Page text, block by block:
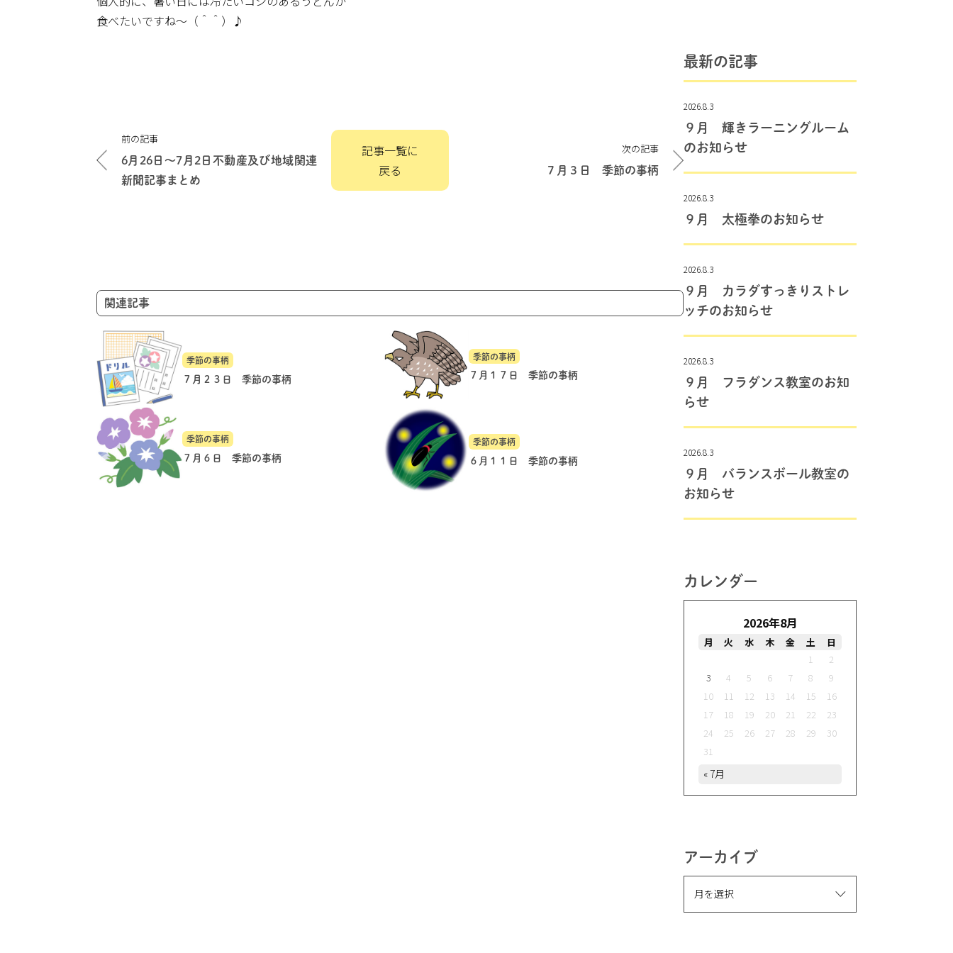
食べたいですね～（＾＾）♪
稿
ナ
前の記事
6月26日～7月2日不動産及び地域関連
新聞記事まとめ
記事一覧に
戻る
次の記事
７月３日 季節の事柄
関連記事
季節の事柄
７月２３日 季節の事柄
季節の事柄
７月１７日 季節の事柄
季節の事柄
７月６日 季節の事柄
季節の事柄
６月１１日 季節の事柄
最新の記事
2026.8.3
９月 輝きラーニングルーム
のお知らせ
2026.8.3
９月 太極拳のお知らせ
2026.8.3
９月 カラダすっきりストレ
ッチのお知らせ
2026.8.3
９月 フラダンス教室のお知
らせ
2026.8.3
９月 バランスボール教室の
お知らせ
カレンダー
2026年8月
月 火 水 木 金 土
日
1
2
3
4 5 6 7 8
9
10
11 12 13 14 15
16
17
18 19 20 21 22
23
24
25 26 27 28 29
30
31
« 7月
アーカイブ